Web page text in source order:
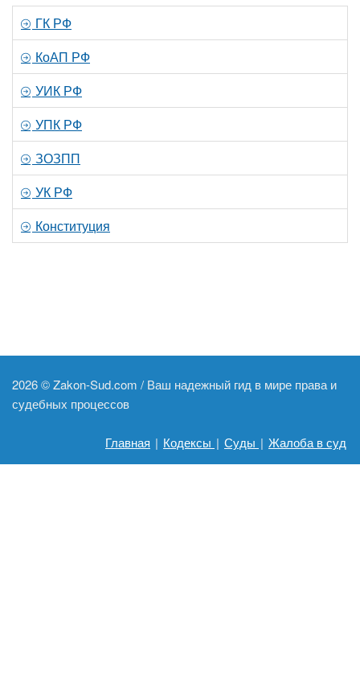
ГК РФ
КоАП РФ
УИК РФ
УПК РФ
ЗОЗПП
УК РФ
Конституция
2026 ©Zakon-Sud.com / Ваш надежный гид в мире права и
судебных процессов
Главная | Кодексы | Суды | Жалоба в суд